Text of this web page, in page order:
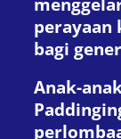
perayaan
bagi
Anak-